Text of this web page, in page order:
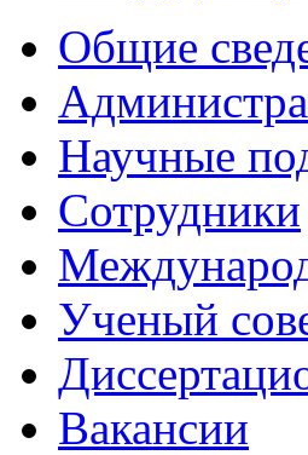
Общие
Научные
Сотрудники
Ученый
Вакансии